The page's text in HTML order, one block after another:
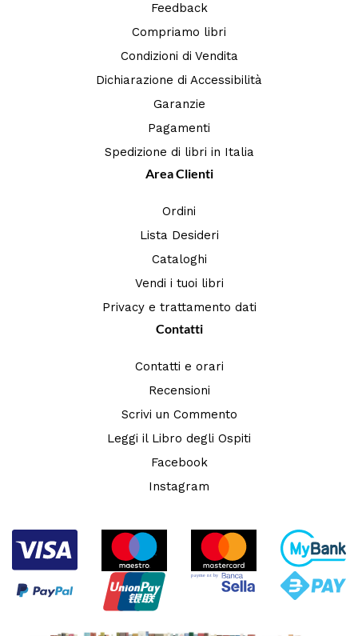
Feedback
Compriamo libri
Condizioni di Vendita
Dichiarazione di Accessibilità
Garanzie
Pagamenti
Spedizione di libri in Italia
Area Clienti
Ordini
Lista Desideri
Cataloghi
Vendi i tuoi libri
Privacy e trattamento dati
Contatti
Contatti e orari
Recensioni
Scrivi un Commento
Leggi il Libro degli Ospiti
Facebook
Instagram